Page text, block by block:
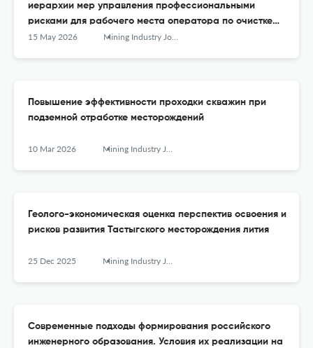
иерархии мер управления профессиональными
рисками для рабочего места оператора по очистке
сточных вод угольного предприятия
15 May 2026 Mining Industry Journal (Gornay Promishlennost)
Повышение эффективности проходки скважин при
подземной отработке месторождений
10 Mar 2026 Mining Industry Journal (Gornay Promishlennost)
Геолого-экономическая оценка перспектив освоения и
рисков развития Тастыгского месторождения лития
25 Dec 2025 Mining Industry Journal (Gornay Promishlennost)
Современные подходы формирования российского
инженерного образования. Условия их реализации на